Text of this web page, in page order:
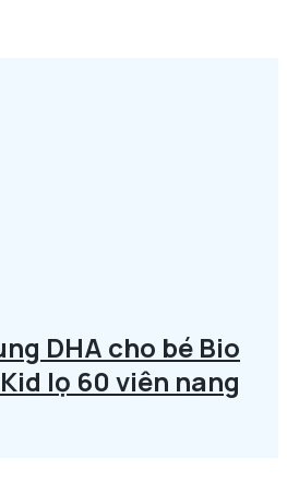
DHA cho bé Bio
lọ 60 viên nang